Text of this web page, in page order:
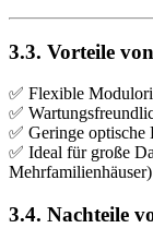
3.3. Vorteile
✅ Flexible
✅
✅ Geringe optische
✅ Ideal für große
Mehrfamilienhäuser)
3.4. Nachteile